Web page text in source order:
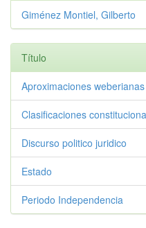
Giménez Montiel, Gilberto
Título
Aproximaciones
Clasificaciones
Discurso politico juridico
Estado
Periodo Independencia